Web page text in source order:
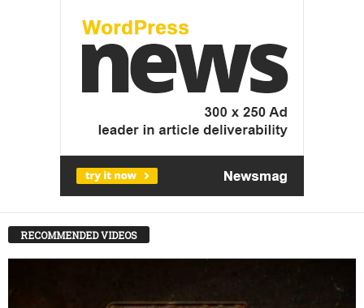
RECOMMENDED VIDEOS